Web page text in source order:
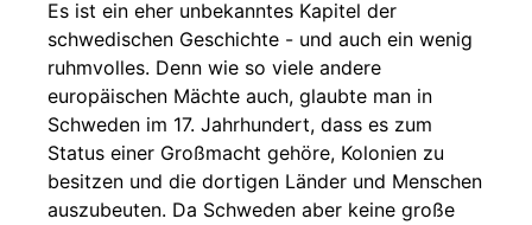
Es ist ein eher unbekanntes Kapitel der
schwedischen Geschichte - und auch ein wenig
ruhmvolles. Denn wie so viele andere
europäischen Mächte auch, glaubte man in
Schweden im 17. Jahrhundert, dass es zum
Status einer Großmacht gehöre, Kolonien zu
besitzen und die dortigen Länder und Menschen
auszubeuten. Da Schweden aber keine große